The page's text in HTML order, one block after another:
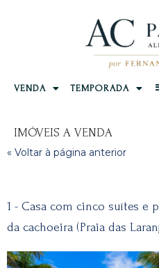
VENDA TEMPORADA
IMÓVEIS A VENDA
« Voltar à página anterior
1 - Casa com cinco suítes e
da cachoeira (Praia das